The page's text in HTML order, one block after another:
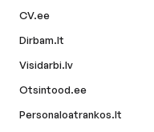
CV.ee
Dirbam.lt
Visidarbi.lv
Otsintood.ee
Personaloatrankos.lt